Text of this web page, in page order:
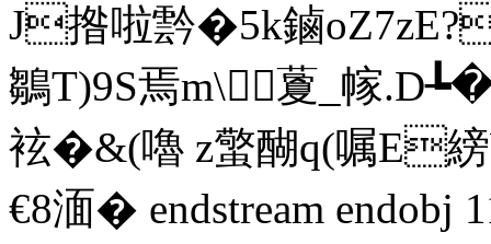
J揝啦霒�5k鏀
鶵T)9S焉m\藑_幏
袨�&( 嚕 z蟼醐q(嘱E
€8湎� endstream endobj